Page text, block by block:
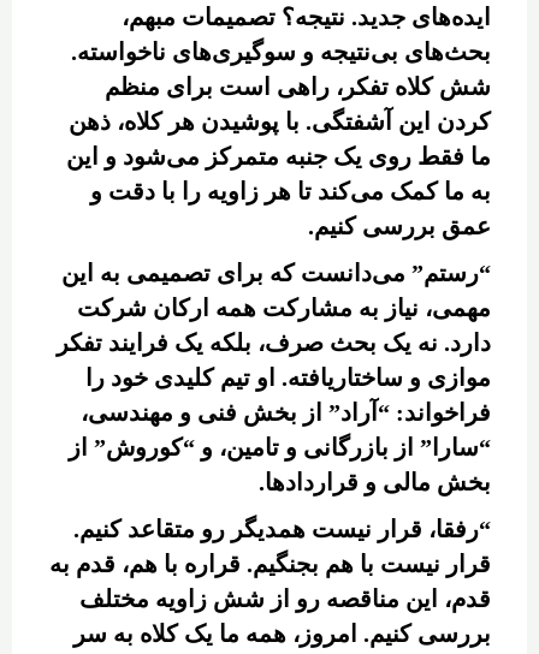
ایده‌های جدید. نتیجه؟ تصمیمات مبهم،
بحث‌های بی‌نتیجه و سوگیری‌های ناخواسته.
شش کلاه تفکر، راهی است برای منظم
کردن این آشفتگی. با پوشیدن هر کلاه، ذهن
ما فقط روی یک جنبه متمرکز می‌شود و این
به ما کمک می‌کند تا هر زاویه را با دقت و
عمق بررسی کنیم.
“رستم” می‌دانست که برای تصمیمی به این
مهمی، نیاز به مشارکت همه ارکان شرکت
دارد. نه یک بحث صرف، بلکه یک فرایند تفکر
موازی و ساختاریافته. او تیم کلیدی خود را
فراخواند: “آراد” از بخش فنی و مهندسی،
“سارا” از بازرگانی و تامین، و “کوروش” از
بخش مالی و قراردادها.
“رفقا، قرار نیست همدیگر رو متقاعد کنیم.
قرار نیست با هم بجنگیم. قراره با هم، قدم به
قدم، این مناقصه رو از شش زاویه مختلف
بررسی کنیم. امروز، همه ما یک کلاه به سر